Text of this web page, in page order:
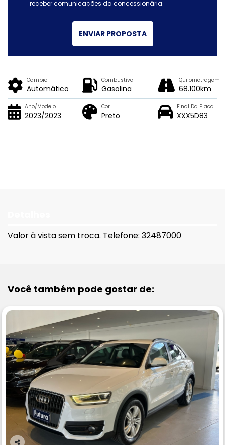
receber comunicações da concessionária.
ENVIAR PROPOSTA
Câmbio
Automático
Combustível
Gasolina
Quilometragem
68.100km
Ano/Modelo
2023/2023
Cor
Preto
Final Da Placa
XXX5D83
Valor à vista sem troca. Telefone: 32487000
Você também pode gostar de: